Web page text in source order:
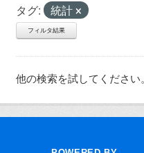
タグ:
統計
フィルタ結果
他の検索を試してください。